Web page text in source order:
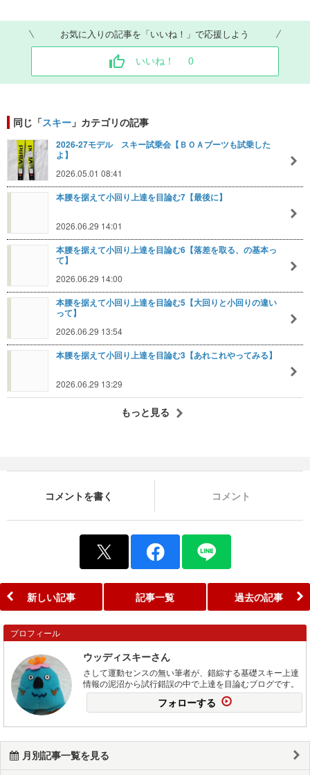
お気に入りの記事を「いいね！」で応援しよう
いいね！ 0
同じ「スキー 」カテゴリの記事
2026-27モデル スキー試乗会【ＢＯＡブーツも試乗した
よ】
2026.05.01 08:41
本腰を据えて小回り上達を目論む7【最後に】
2026.06.29 14:01
本腰を据えて小回り上達を目論む6【落差を取る、の基本っ
て】
2026.06.29 14:00
本腰を据えて小回り上達を目論む5【大回りと小回りの違い
って】
2026.06.29 13:54
本腰を据えて小回り上達を目論む3【あれこれやってみる】
2026.06.29 13:29
もっと見る
コメントを書く コメント
新しい記事 記事一覧 過去の記事
プロフィール
ウッディスキーさん
さして運動センスの無い筆者が、錯綜する基礎スキー上達
情報の泥沼から試行錯誤の中で上達を目論むブログです。
フォローする
月別記事一覧を見る